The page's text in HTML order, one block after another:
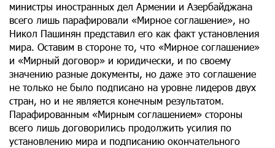
министры иностранных дел Армении и Азербайджана
всего лишь парафировали «Мирное соглашение», но
Никол Пашинян представил его как факт установления
мира. Оставим в стороне то, что «Мирное соглашение»
и «Мирный договор» и юридически, и по своему
значению разные документы, но даже это соглашение
не только не было подписано на уровне лидеров двух
стран, но и не является конечным результатом.
Парафированным «Мирным соглашением» стороны
всего лишь договорились продолжить усилия по
установлению мира и подписанию окончательного